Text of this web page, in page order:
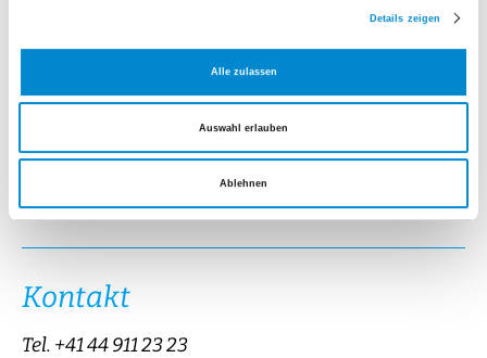
Details zeigen
Alle zulassen
Auswahl erlauben
Ablehnen
Teamleiterin Notfallpraxis
+41 44 911 23 20
E-Mail senden
Kontakt
Tel. +41 44 911 23 23